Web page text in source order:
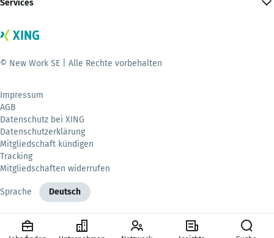
Services
© New Work SE | Alle Rechte vorbehalten
Impressum
AGB
Datenschutz bei XING
Datenschutzerklärung
Mitgliedschaft kündigen
Tracking
Mitgliedschaften widerrufen
Sprache Deutsch